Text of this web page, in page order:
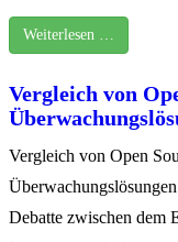
Weiterlesen …
Vergleich von
Vergleich von Open
Debatte zwischen dem